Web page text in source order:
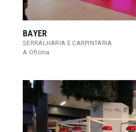
BAYER
SERRALHARIA E CARPINTARIA
A Oficina